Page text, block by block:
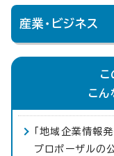
産業・ビジネス
こ
こん
「地域企業情報
プロポーザルの